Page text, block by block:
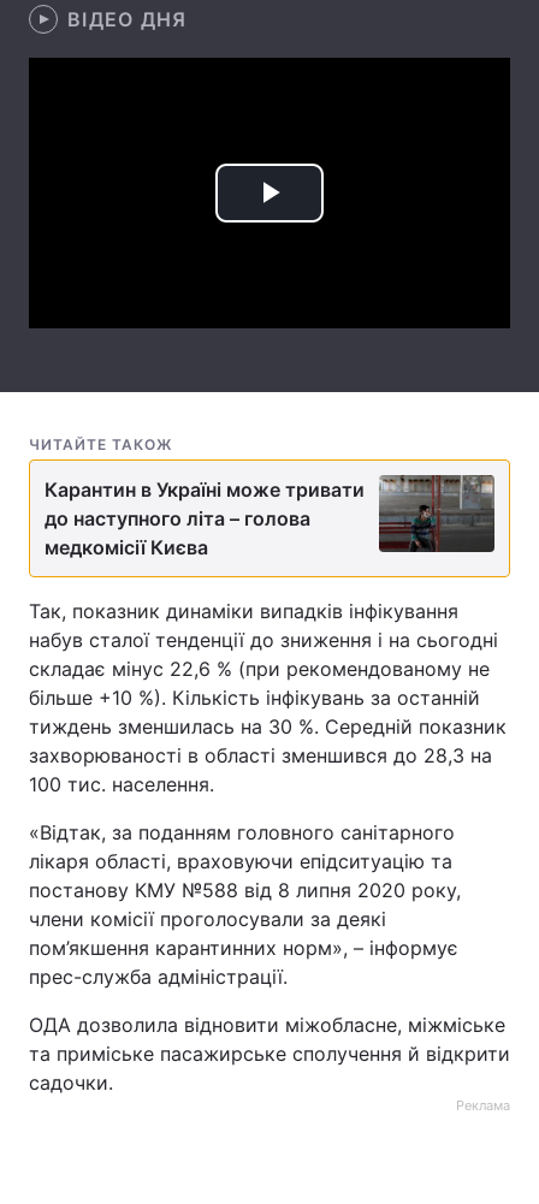
Зброя
Відео з Youtube Статті
Контакти
Послуги
Тема оформлення
ВІДЕО ДНЯ
Play
ЧИТАЙТЕ ТАКОЖ
Карантин в Україні може тривати
до наступного літа – голова
медкомісії Києва
Так, показник динаміки випадків інфікування
набув сталої тенденції до зниження і на сьогодні
складає мінус 22,6 % (при рекомендованому не
більше +10 %). Кількість інфікувань за останній
тиждень зменшилась на 30 %. Середній показник
захворюваності в області зменшився до 28,3 на
100 тис. населення.
«Відтак, за поданням головного санітарного
лікаря області, враховуючи епідситуацію та
постанову КМУ №588 від 8 липня 2020 року,
члени комісії проголосували за деякі
пом’якшення карантинних норм», – інформує
прес-служба адміністрації.
ОДА дозволила відновити міжобласне, міжміське
та приміське пасажирське сполучення й відкрити
садочки.
Реклама